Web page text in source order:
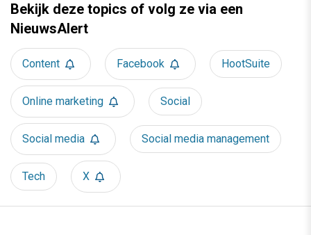
Bekijk deze topics of volg ze via een
NieuwsAlert
Content Facebook HootSuite
Online marketing Social
Social media Social media management
Tech X